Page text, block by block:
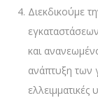
Διεκδικούμε
και
ανάπτυξη των